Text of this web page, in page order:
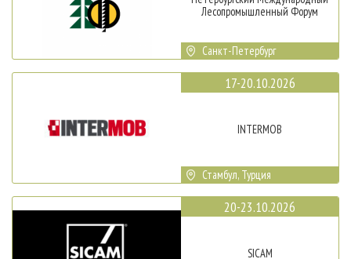
Лесопромышленный Форум
Санкт-Петербург
17-20.10.2026
INTERMOB
Стамбул, Турция
20-23.10.2026
SICAM